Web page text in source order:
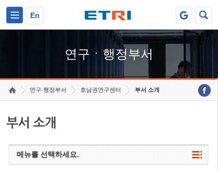
En
연구ㆍ행정부서
연구·행정부서 호남권연구센터 부서 소개
부서 소개
메뉴를 선택하세요.